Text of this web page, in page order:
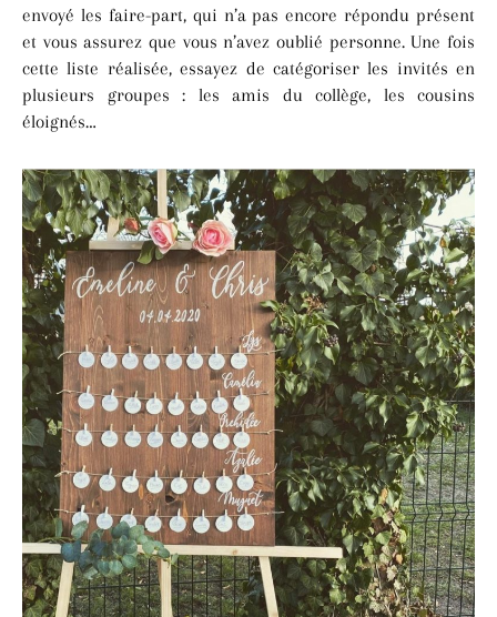
envoyé les faire-part, qui n’a pas encore répondu présent
et vous assurez que vous n’avez oublié personne. Une fois
cette liste réalisée, essayez de catégoriser les invités en
plusieurs groupes : les amis du collège, les cousins
éloignés…